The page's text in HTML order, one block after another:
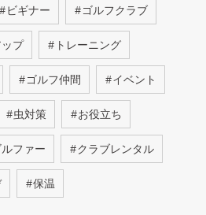
#ビギナー #ゴルフクラブ
プ # トレーニング
#ゴルフ仲間 #イベント
#虫対策 #お役立ち
ファー #クラブレンタル
#保温